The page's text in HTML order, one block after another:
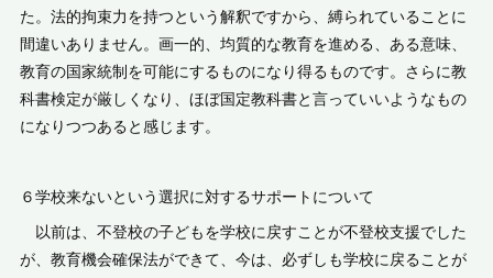
た。法的拘束力を持つという解釈ですから、縛られていることに
間違いありません。画一的、均質的な教育を進める、ある意味、
教育の国家統制を可能にするものになり得るものです。さらに教
科書検定が厳しくなり、ほぼ国定教科書と言っていいようなもの
になりつつあると感じます。
６学校来ないという選択に対するサポートについて
以前は、不登校の子どもを学校に戻すことが不登校支援でした
が、教育機会確保法ができて、今は、必ずしも学校に戻ることが